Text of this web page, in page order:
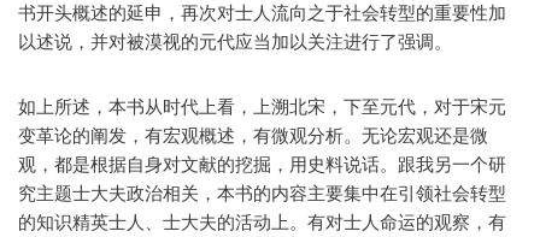
书开头概述的延申，再次对士人流向之于社会转型的重要性加
以述说，并对被漠视的元代应当加以关注进行了强调。
如上所述，本书从时代上看，上溯北宋，下至元代，对于宋元
变革论的阐发，有宏观概述，有微观分析。无论宏观还是微
观，都是根据自身对文献的挖掘，用史料说话。跟我另一个研
究主题士大夫政治相关，本书的内容主要集中在引领社会转型
的知识精英士人、士大夫的活动上。有对士人命运的观察，有